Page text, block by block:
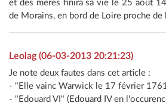
et des mères finira sa vie le 25 août
de Morains, en bord de Loire proche de
Leolag (06-03-2013 20:21:23)
Je note deux fautes dans cet article :
- "Elle vainc Warwick le 17 février
- "Edouard VI" (Edouard IV en